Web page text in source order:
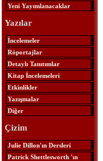
Yeni Yayımlanacaklar
Yazılar
İncelemeler
Röportajlar
Detaylı Tanıtımlar
Kitap İncelemeleri
Etkinlikler
Yazışmalar
Diğer
Çizim
Julie Dillon'ın Dersleri
Patrick Shettlesworth 'ın